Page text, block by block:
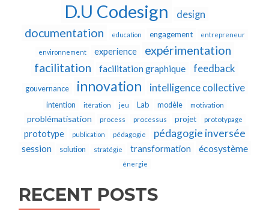
D.U Codesign design
documentation education engagement entrepreneur
environnement experience
expérimentation
facilitation
facilitation graphique feedback
gouvernance innovation intelligence collective
intention itération jeu Lab modèle motivation
problématisation process processus projet prototypage
prototype publication pédagogie pédagogie inversée
session solution stratégie transformation écosystème
énergie
RECENT POSTS